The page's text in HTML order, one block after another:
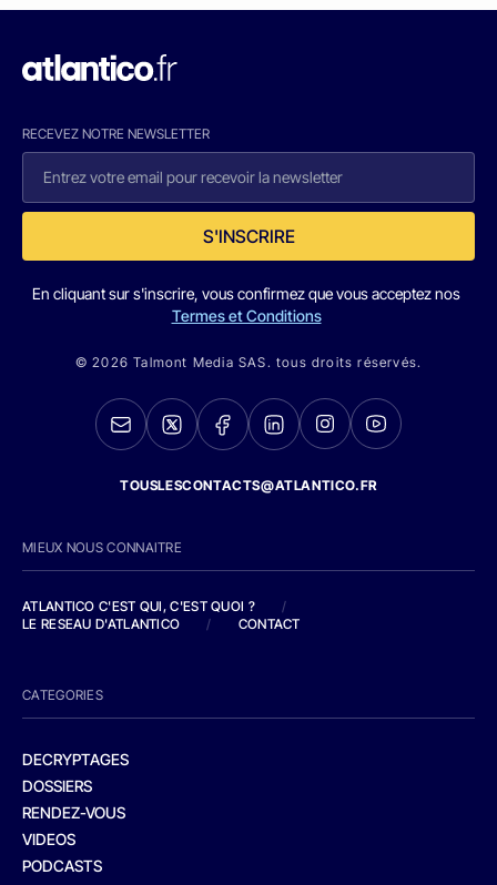
RECEVEZ NOTRE NEWSLETTER
S'INSCRIRE
En cliquant sur s'inscrire, vous confirmez que vous acceptez nos
Termes et Conditions
© 2026 Talmont Media SAS. tous droits réservés.
TOUSLESCONTACTS@ATLANTICO.FR
MIEUX NOUS CONNAITRE
ATLANTICO C'EST QUI, C'EST QUOI ?
/
LE RESEAU D'ATLANTICO
/ CONTACT
CATEGORIES
DECRYPTAGES
DOSSIERS
RENDEZ-VOUS
VIDEOS
PODCASTS